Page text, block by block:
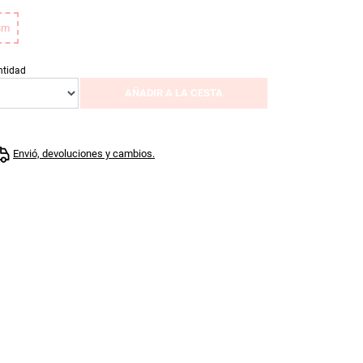
AÑADIR A LA CESTA
Envió, devoluciones y cambios.